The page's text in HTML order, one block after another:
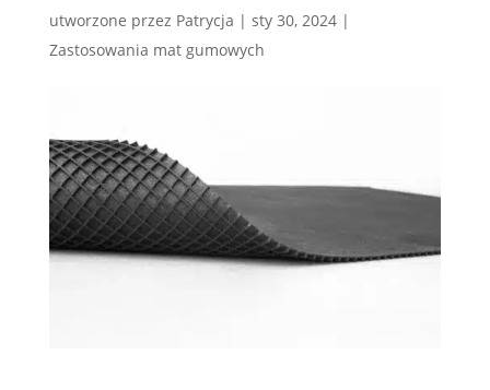
utworzone przez Patrycja | sty 30, 2024|
Zastosowania mat gumowych